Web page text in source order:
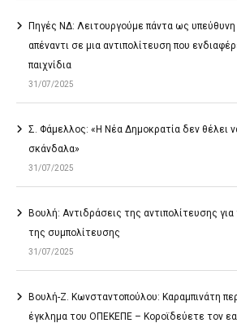
Πηγές ΝΔ: Λειτουργούμε πάντα ως υπεύθυνη
απέναντι σε μια αντιπολίτευση που
παιχνίδια
31/07/2025
Σ. Φάμελλος: «Η Νέα Δημοκρατία δεν θέλει
σκάνδαλα»
31/07/2025
Βουλή: Αντιδράσεις της αντιπολίτευσης
της συμπολίτευσης
31/07/2025
Βουλή-Ζ. Κωνσταντοπούλου: Καραμπινάτη
έγκλημα του ΟΠΕΚΕΠΕ – Κοροϊδεύετε τον